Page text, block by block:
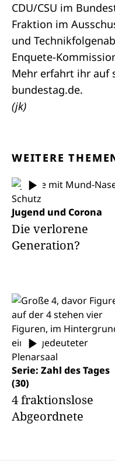
CDU/CSU im
Fraktion im
und
Enquete-
Mehr erfahrt ihr auf
bundestag.de.
(jk)
WEITERE
Jugend und Corona
Die verlorene
Generation?
Serie: Zahl des Tages
(30)
4 fraktionslose
Abgeordnete